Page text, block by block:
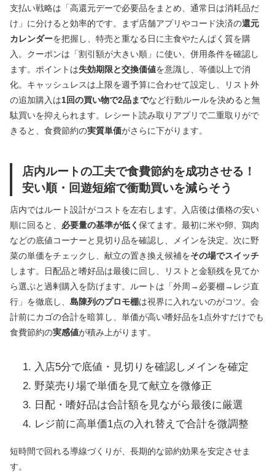
支払い戦略は「高還元デーで必要品をまとめ、通常日は消耗品だ
け」に分けると効率的です。まず店舗アプリやコード決済の還元
カレンダーを把握し、特売と重なる日に主食やたんぱく質を購
入。クーポンは「割引額が大きい順」に使い、併用条件を確認し
ます。ポイントは失効期限と交換価値を意識し、等価以上で消
化。キャッシュレスは上限を週予算に合わせて設定し、リスト外
の追加購入は1回の買い物で2品までなど行動ルールを決めると無
駄買いを抑えられます。レシート読み取りアプリで二重取りがで
きると、食費節約の実質単価がさらに下がります。
店内ルートの工夫で食費節約を成功させる！
安い順・回遊短縮で衝動買いを減らそう
店内ではルート設計がコストを左右します。入店後は価格の安い
順に回ると、 必要量の基準が低く 保てます。最初に米や卵、鶏肉
などの底値コーナーと見切り品を確認し、メインを決定。次に野
菜の単価をチェックし、献立の置き換え候補をその場でスイッチ
します。日配品と嗜好品は最後に回し、リストと金額残を見てか
ら選ぶと過剰購入を防げます。ルートは「外周→必要棚→レジ直
行」を徹底し、 島陳列のプロモ棚は視界に入れないのがコツ。会
計前にカゴの合計を暗算し、単価が高い嗜好品を1点外すだけでも
食費節約の実感値が積み上がります。
入店5分で底値・見切りを確認しメインを確定
野菜売り場で単価を見て献立を微修正
日配・嗜好品は合計額を見ながら最後に厳選
レジ前に高単価1点の入れ替えで合計を微調整
短時間で回れる導線づくりが、長期的な節約効果を安定させま
す。